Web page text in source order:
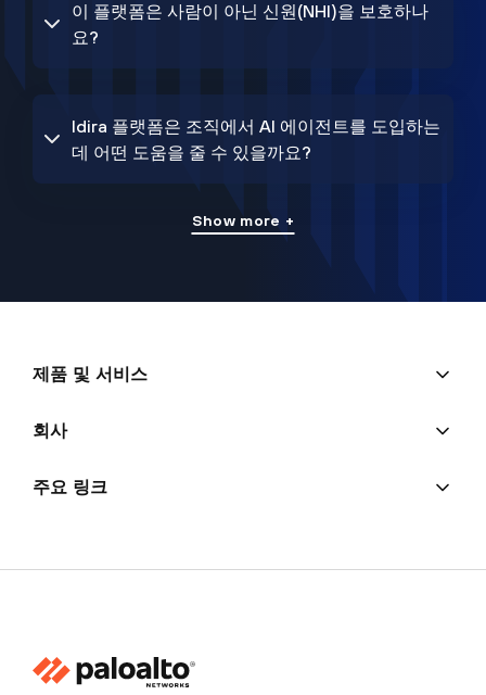
이 플랫폼은 사람이 아닌 신원(NHI)을 보호하나
요?
Idira 플랫폼은 조직에서 AI 에이전트를 도입하는
데 어떤 도움을 줄 수 있을까요?
Show more +
제품 및 서비스
회사
주요 링크